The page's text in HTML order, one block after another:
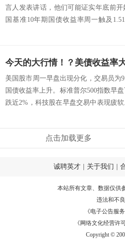
言人发表讲话，他们可能证实年底前
国基准10年期国债收益率周一触及
美国股市周一早盘出现分化，交易员为
国债收益率上升。标准普尔500指数早
跌近2%，科技股在早盘交易中表现疲
点击加载更多
诚聘英才 关于我们
本站所有文章、数据仅供
违法和不
《电子公告服务
《网络文化经营许
Copyright ©